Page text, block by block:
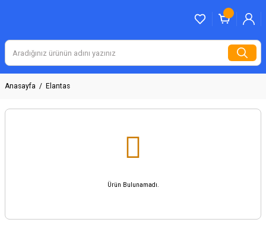
Anasayfa Elantas
Ürün Bulunamadı.